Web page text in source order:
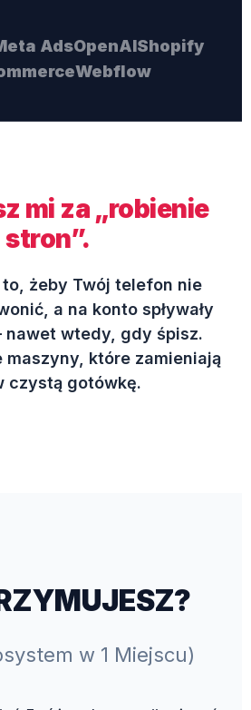
AdsOpenAIShopify
Webflow
mi za „robienie
stron”.
to, żeby Twój telefon nie
a na konto spływały
nawet wtedy, gdy śpisz.
które zamieniają
czystą gotówkę.
w 1 Miejscu)